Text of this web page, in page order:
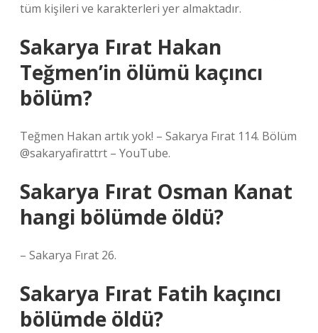
tüm kişileri ve karakterleri yer almaktadır.
Sakarya Fırat Hakan
Teğmen’in ölümü kaçıncı
bölüm?
Teğmen Hakan artık yok! – Sakarya Fırat 114. Bölüm
@sakaryafirattrt – YouTube.
Sakarya Fırat Osman Kanat
hangi bölümde öldü?
– Sakarya Fırat 26.
Sakarya Fırat Fatih kaçıncı
bölümde öldü?